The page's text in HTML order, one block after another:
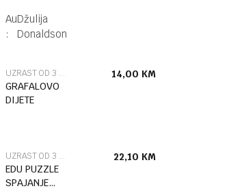
Autor
:
Džulija
Donaldson
UZRAST OD 3 DO 6 GODINA
GRAFALOVO
DIJETE
14,00 KM
UZRAST OD 3 DO 6 GODINA
EDU PUZZLE
SPAJANJE
22,10 KM